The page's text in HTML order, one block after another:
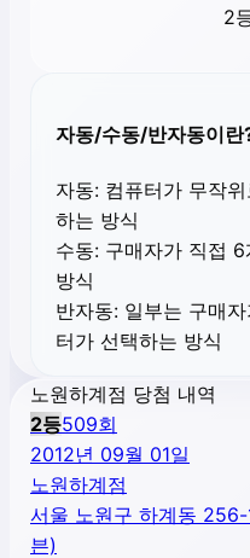
2
자동/수동/반자동이란
자동: 컴퓨터가 무작
하는 방식
수동: 구매자가 직접
방식
반자동: 일부는 구매
터가 선택하는 방식
노원하계점 당첨 내역
2등509회
2012년 09월 01일
노원하계점
서울 노원구 하계동
븐)